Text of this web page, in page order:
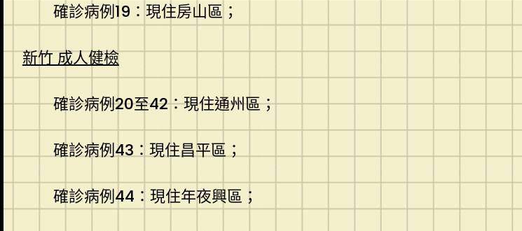
確診病例19：現住房山區；
新竹 成人健檢
確診病例20至42：現住通州區；
確診病例43：現住昌平區；
確診病例44：現住年夜興區；